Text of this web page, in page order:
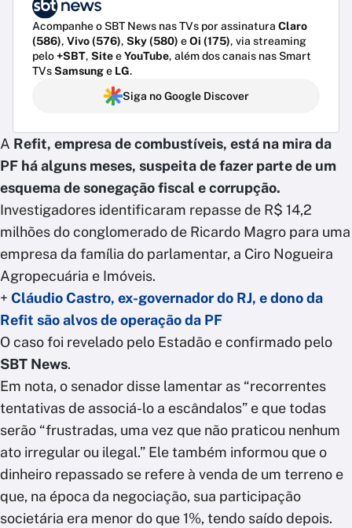
Acompanhe o SBT News nas TVs por assinatura Claro
(586), Vivo (576), Sky (580) eOi (175), via streaming
pelo+SBT, SiteeYouTube, além dos canais nas Smart
TVsSamsunge LG.
Siga no Google Discover
A Refit, empresa de combustíveis, está na mira da
PF há alguns meses, suspeita de fazer parte de um
esquema de sonegação fiscal e corrupção.
Investigadores identificaram repasse de R$ 14,2
milhões do conglomerado de Ricardo Magro para uma
empresa da família do parlamentar, a Ciro Nogueira
Agropecuária e Imóveis.
+ Cláudio Castro, ex-governador do RJ, e dono da
Refit são alvos de operação da PF
O caso foi revelado pelo Estadão e confirmado pelo
SBT News.
Em nota, o senador disse lamentar as “recorrentes
tentativas de associá-lo a escândalos” e que todas
serão “frustradas, uma vez que não praticou nenhum
ato irregular ou ilegal.” Ele também informou que o
dinheiro repassado se refere à venda de um terreno e
que, na época da negociação, sua participação
societária era menor do que 1%, tendo saído depois.